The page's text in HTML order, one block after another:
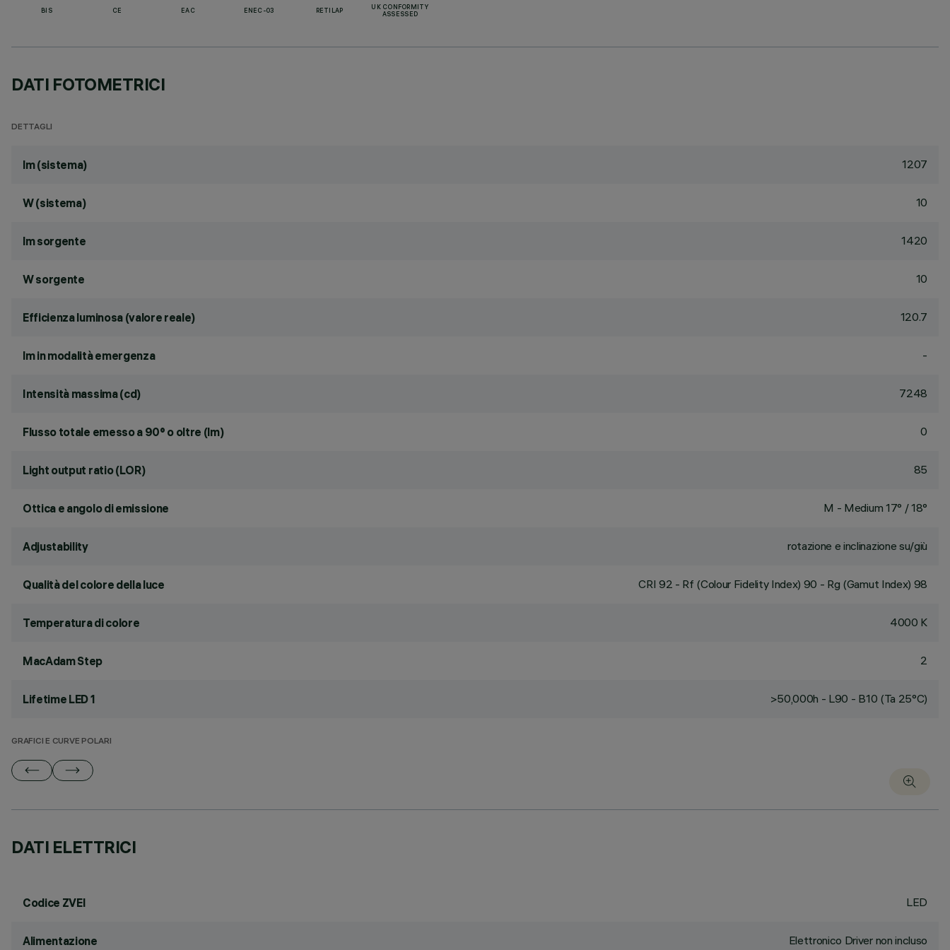
BIS CE EAC ENEC-03 RETILAP
UK CONFORMITY
ASSESSED
DATI FOTOMETRICI
DETTAGLI
lm (sistema) 1207
W (sistema) 10
lm sorgente 1420
W sorgente 10
Efficienza luminosa (valore reale) 120.7
lm in modalità emergenza -
Intensità massima (cd) 7248
Flusso totale emesso a 90° o oltre (lm) 0
Light output ratio (LOR) 85
Ottica e angolo di emissione M - Medium 17° / 18°
Adjustability rotazione e inclinazione su/giù
Qualità del colore della luce CRI 92 - Rf (Colour Fidelity Index) 90 - Rg (Gamut Index) 98
Temperatura di colore 4000 K
MacAdam Step 2
Lifetime LED 1 >50,000h - L90 - B10 (Ta 25°C)
GRAFICI E CURVE POLARI
DATI ELETTRICI
Codice ZVEI LED
Alimentazione Elettronico Driver non incluso